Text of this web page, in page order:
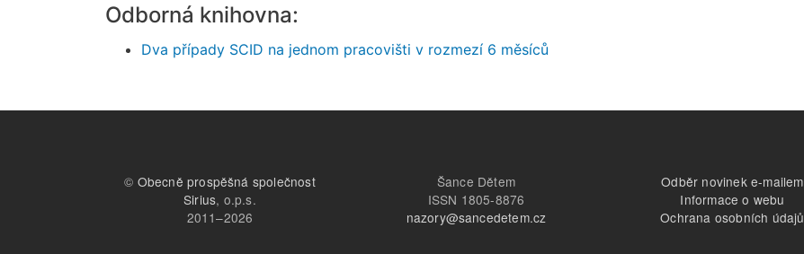
Odborná knihovna:
Dva případy SCID na jednom pracovišti v rozmezí 6 měsíců
© Obecně prospěšná společnost
Sirius, o.p.s.
2011–2026
Šance Dětem
ISSN 1805-8876
nazory@sancedetem.cz
Odběr novinek e-mailem
Informace o webu
Ochrana osobních údajů